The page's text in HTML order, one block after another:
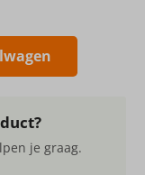
je graag.